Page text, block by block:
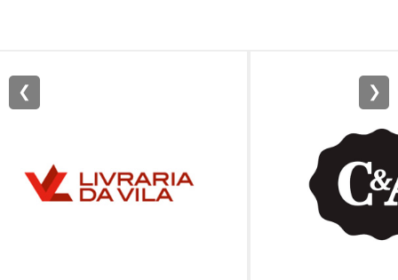
❮ ❯